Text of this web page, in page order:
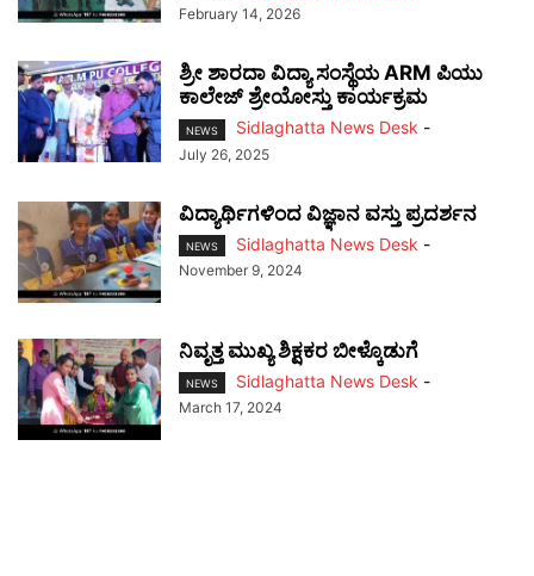
February 14, 2026
ಶ್ರೀ ಶಾರದಾ ವಿದ್ಯಾ ಸಂಸ್ಥೆಯ ARM ಪಿಯು
ಕಾಲೇಜ್ ಶ್ರೇಯೋಸ್ತು ಕಾರ್ಯಕ್ರಮ
NEWS Sidlaghatta News Desk -
July 26, 2025
ವಿದ್ಯಾರ್ಥಿಗಳಿಂದ ವಿಜ್ಞಾನ ವಸ್ತು ಪ್ರದರ್ಶನ
NEWS Sidlaghatta News Desk -
November 9, 2024
ನಿವೃತ್ತ ಮುಖ್ಯ ಶಿಕ್ಷಕರ ಬೀಳ್ಕೊಡುಗೆ
NEWS Sidlaghatta News Desk -
March 17, 2024